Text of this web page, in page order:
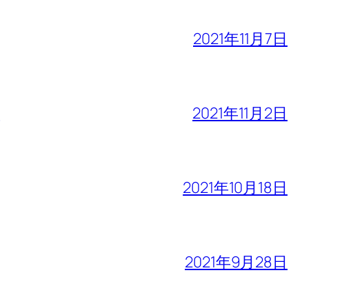
2021年11月7日
2021年11月2日
2021年10月18日
2021年9月28日